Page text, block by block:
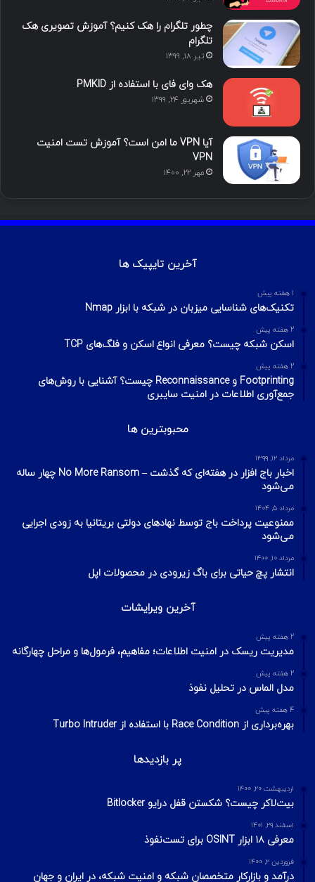
چطور تلگرام را هک کنیم؟ آموزش تصویری هک
تلگرام
تیر ۱۸, ۱۳۹۹
هک وای فای با استفاده از PMKID
شهریور ۲۴, ۱۳۹۹
آیا VPN ما امن است؟ آموزش تست امنیت
VPN
مهر ۲۲, ۱۴۰۰
آخرین تایپیک ها
1 هفته پیش
تکنیک‌های شناسایی میزبان در شبکه با ابزار Nmap
2 هفته پیش
اسکن شبکه چیست؟ معرفی انواع اسکن و فلگ‌های TCP
2 هفته پیش
Footprinting و Reconnaissance چیست؟ آشنایی با روش‌های
جمع‌آوری اطلاعات در امنیت سایبری
محبوبترین ها
مرداد ۱۲, ۱۳۹۹
اخبار باج افزار در هفته‌ای که گذشت – No More Ransom چهار ساله
می‌شود
مرداد ۵, ۱۴۰۴
ممنوعیت پرداخت باج توسط نهادهای دولتی بریتانیا به زودی اجرایی
می‌شود
مرداد ۱۰, ۱۴۰۰
انتشار پچ حیاتی برای باگ زیرودی در محصولات اپل
آخرین ویرایشات
2 هفته پیش
مدیریت ریسک در امنیت اطلاعات؛ مفاهیم، فرمول‌ها و مراحل چهارگانه
2 هفته پیش
مدل الماس در تحلیل نفوذ
4 هفته پیش
بهره‌برداری از Race Condition با استفاده از Turbo Intruder
پر بازدیدها
اردیبهشت ۲۰, ۱۴۰۰
بیت‌لاکر چیست؟ شکستن قفل درایو Bitlocker
اسفند ۲۹, ۱۴۰۱
معرفی ۱۸ ابزار OSINT برای تست‌نفوذ
فروردین ۲, ۱۴۰۰
درآمد و بازارکار متخصصان شبکه و امنیت شبکه، در ایران و جهان